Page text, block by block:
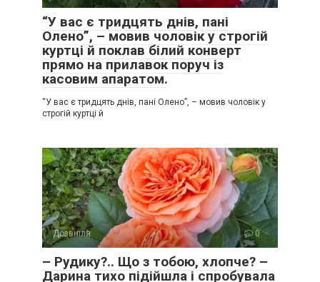
“У вас є тридцять днів, пані
Олено”, – мовив чоловік у строгій
куртці й поклав білий конверт
прямо на прилавок поруч із
касовим апаратом.
“У вас є тридцять днів, пані Олено”, – мовив чоловік у
строгій куртці й
Дозвілля 0
– Рудику?.. Що з тобою, хлопче? –
Дарина тихо підійшла і спробувала